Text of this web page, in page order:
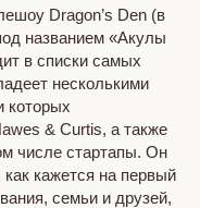
Dragon’s Den (в
названием «Акулы
в списки самых
несколькими
которых
& Curtis, а также
числе стартапы. Он
кажется на первый
семьи и друзей,